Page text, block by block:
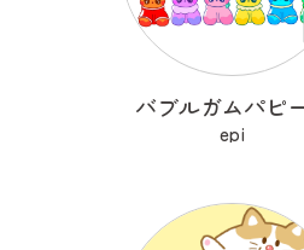
バブルガムパピ
epi